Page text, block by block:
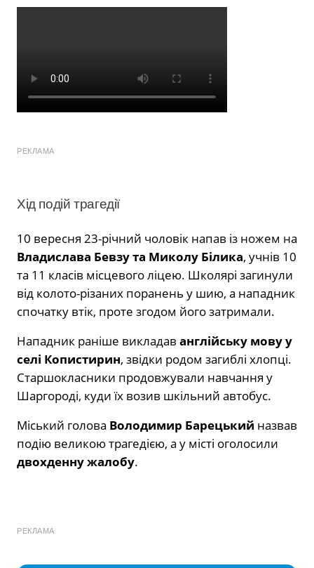
РЕКЛАМА
Хід подій трагедії
10 вересня 23-річний чоловік напав із ножем на
Владислава Бевзу та Миколу Білика, учнів 10
та 11 класів місцевого ліцею. Школярі загинули
від колото-різаних поранень у шию, а нападник
спочатку втік, проте згодом його затримали.
Нападник раніше викладав англійську мову у
селі Копистирин, звідки родом загиблі хлопці.
Старшокласники продовжували навчання у
Шаргороді, куди їх возив шкільний автобус.
Міський голова Володимир Барецький назвав
подію великою трагедією, а у місті оголосили
двохденну жалобу.
РЕКЛАМА